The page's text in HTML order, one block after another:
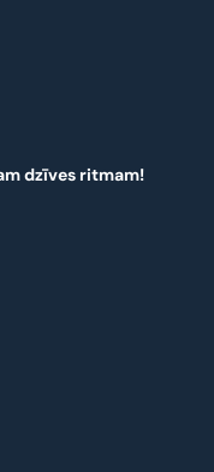
dzīves ritmam!